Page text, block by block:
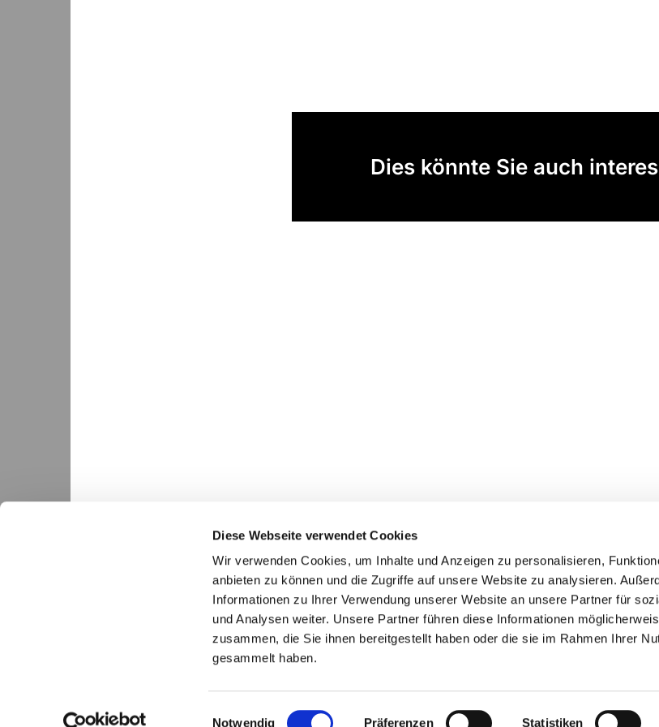
Diese Webseite verwendet Cookies
Wir verwenden Cookies, um Inhalte und Anzeigen zu personalisieren,
anbieten zu können und die Zugriffe auf unsere Website zu analysieren.
Informationen zu Ihrer Verwendung unserer Website an unsere Partner für
und Analysen weiter. Unsere Partner führen diese Informationen
zusammen, die Sie ihnen bereitgestellt haben oder die sie im Rahmen Ihrer
gesammelt haben.
Notwendig Präferenzen Statistiken
Dies könnte Sie auch
Ev.-luth. Gesamtkirchengemeinde Diepholz · Lange Str. 28, 49356 Diepholz
Kontaktinformationen
Impressum